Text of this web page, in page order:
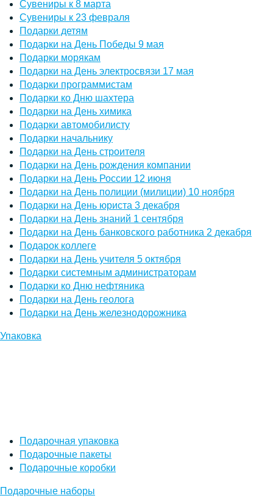
Сувениры к 8 марта
Сувениры к 23 февраля
Подарки детям
Подарки на День Победы 9 мая
Подарки морякам
Подарки на День электросвязи 17 мая
Подарки программистам
Подарки ко Дню шахтера
Подарки на День химика
Подарки автомобилисту
Подарки начальнику
Подарки на День строителя
Подарки на День рождения компании
Подарки на День России 12 июня
Подарки на День полиции (милиции) 10 ноября
Подарки на День юриста 3 декабря
Подарки на День знаний 1 сентября
Подарки на День банковского работника 2 декабря
Подарок коллеге
Подарки на День учителя 5 октября
Подарки системным администраторам
Подарки ко Дню нефтяника
Подарки на День геолога
Подарки на День железнодорожника
Упаковка
Подарочная упаковка
Подарочные пакеты
Подарочные коробки
Подарочные наборы